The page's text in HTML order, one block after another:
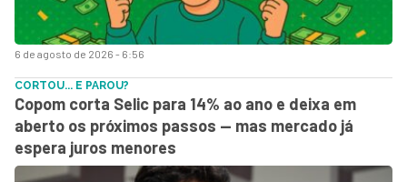
6 de agosto de 2026 - 6:56
CORTOU... E PAROU?
Copom corta Selic para 14% ao ano e deixa em
aberto os próximos passos — mas mercado já
espera juros menores